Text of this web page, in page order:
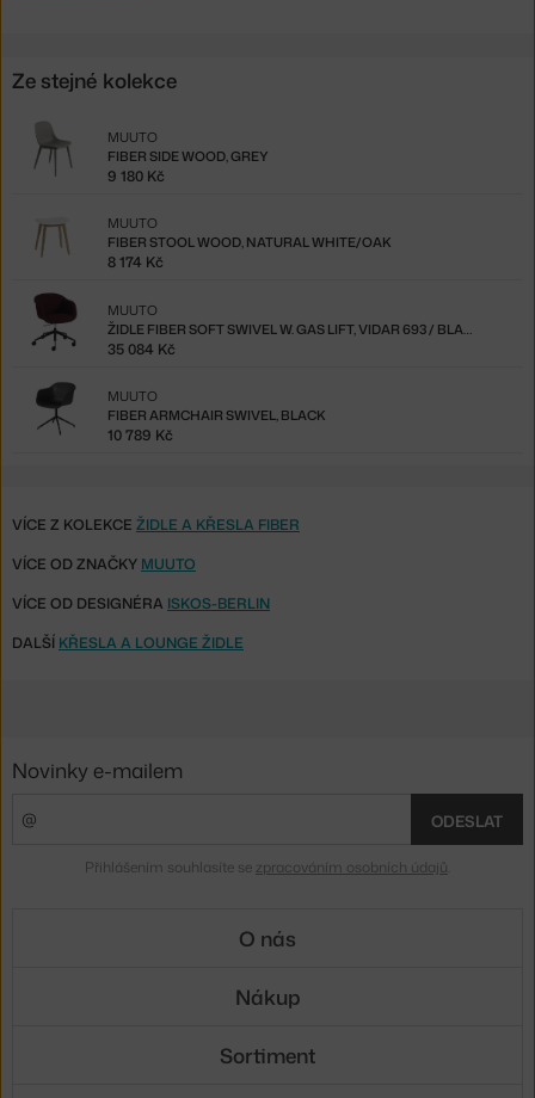
Ze stejné kolekce
FIBER SIDE WOOD, GREY
MUUTO
9 180 Kč
FIBER STOOL WOOD, NATURAL WHITE/OAK
MUUTO
8 174 Kč
ŽIDLE FIBER SOFT SWIVEL W. GAS LIFT, VIDAR 693 / BLACK
MUUTO
35 084 Kč
FIBER ARMCHAIR SWIVEL, BLACK
MUUTO
10 789 Kč
VÍCE Z KOLEKCE ŽIDLE A KŘESLA FIBER
VÍCE OD ZNAČKY MUUTO
VÍCE OD DESIGNÉRA ISKOS-BERLIN
DALŠÍ KŘESLA A LOUNGE ŽIDLE
Novinky e-mailem
ODESLAT
Přihlášením souhlasíte se zpracováním osobních údajů
O nás
Nákup
Sortiment